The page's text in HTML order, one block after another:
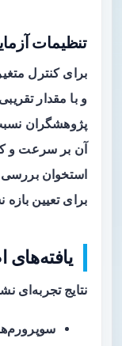
تنظیمات
برای کنترل
پژوهشگران نسبت
آن بر سرعت و
استخوان بررسی
برای تعیین
یافته‌های
نتایج تجربه‌ای